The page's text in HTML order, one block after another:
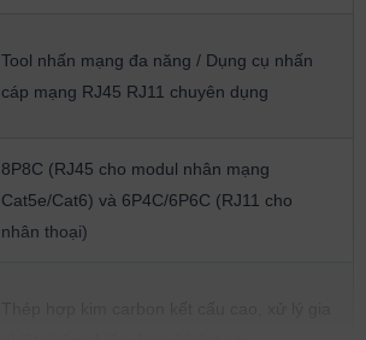
Tool nhấn mạng đa năng / Dụng cụ nhấn
cáp mạng RJ45 RJ11 chuyên dụng
8P8C (RJ45 cho modul nhân mạng
Cat5e/Cat6) và 6P4C/6P6C (RJ11 cho
nhân thoại)